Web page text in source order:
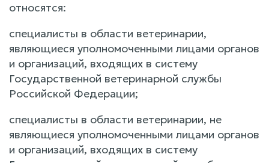
относятся:
специалисты в области ветеринарии,
являющиеся уполномоченными лицами органов
и организаций, входящих в систему
Государственной ветеринарной службы
Российской Федерации;
специалисты в области ветеринарии, не
являющиеся уполномоченными лицами органов
и организаций, входящих в систему